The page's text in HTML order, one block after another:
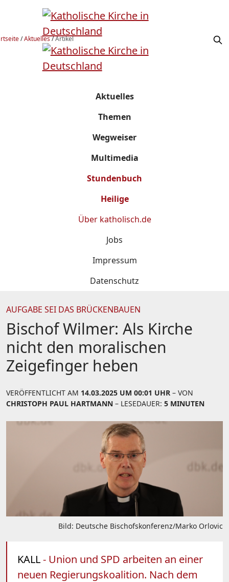
/Aktuelles/Artikel
Aktuelles
Themen
Wegweiser
Multimedia
Stundenbuch
Heilige
Über katholisch.de
Jobs
Impressum
Datenschutz
AUFGABE SEI DAS BRÜCKENBAUEN
Bischof Wilmer: Als Kirche
nicht den moralischen
Zeigefinger heben
VERÖFFENTLICHT AM 14.03.2025 UM 00:01 UHR – VON
CHRISTOPH PAUL HARTMANN – LESEDAUER: 5 MINUTEN
Bild: Deutsche Bischofskonferenz/Marko Orlovic
KALL- Union und SPD arbeiten an einer
neuen Regierungskoalition. Nach dem